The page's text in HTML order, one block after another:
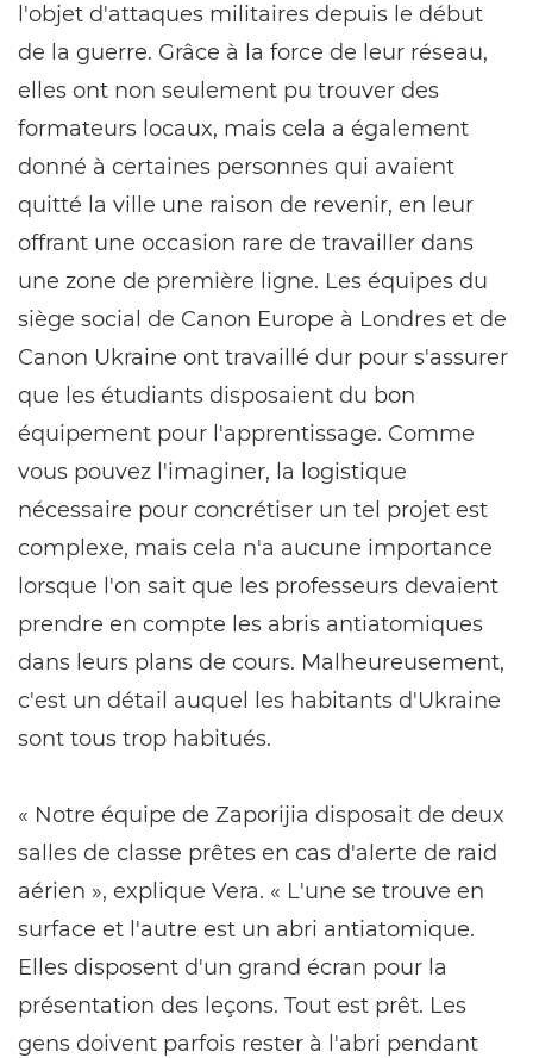
l'objet d'attaques militaires depuis le début
de la guerre. Grâce à la force de leur réseau,
elles ont non seulement pu trouver des
formateurs locaux, mais cela a également
donné à certaines personnes qui avaient
quitté la ville une raison de revenir, en leur
offrant une occasion rare de travailler dans
une zone de première ligne. Les équipes du
siège social de Canon Europe à Londres et de
Canon Ukraine ont travaillé dur pour s'assurer
que les étudiants disposaient du bon
équipement pour l'apprentissage. Comme
vous pouvez l'imaginer, la logistique
nécessaire pour concrétiser un tel projet est
complexe, mais cela n'a aucune importance
lorsque l'on sait que les professeurs devaient
prendre en compte les abris antiatomiques
dans leurs plans de cours. Malheureusement,
c'est un détail auquel les habitants d'Ukraine
sont tous trop habitués.
« Notre équipe de Zaporijia disposait de deux
salles de classe prêtes en cas d'alerte de raid
aérien », explique Vera. « L'une se trouve en
surface et l'autre est un abri antiatomique.
Elles disposent d'un grand écran pour la
présentation des leçons. Tout est prêt. Les
gens doivent parfois rester à l'abri pendant